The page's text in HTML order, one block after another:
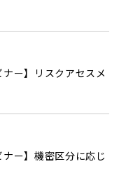
ナー】リスクアセスメ
ナー】機密区分に応じ